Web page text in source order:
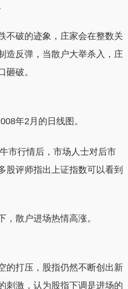
不破的迹象，庄家会在整数关
造反弹，当散户大举杀入，庄
砸破。
年2月的日线图。
市行情后，市场人士对后市
股评师指出上证指数可以看到
，散户进场热情高涨。
的打压，股指仍然不断创出新
刺激，认为股指下调是进场的